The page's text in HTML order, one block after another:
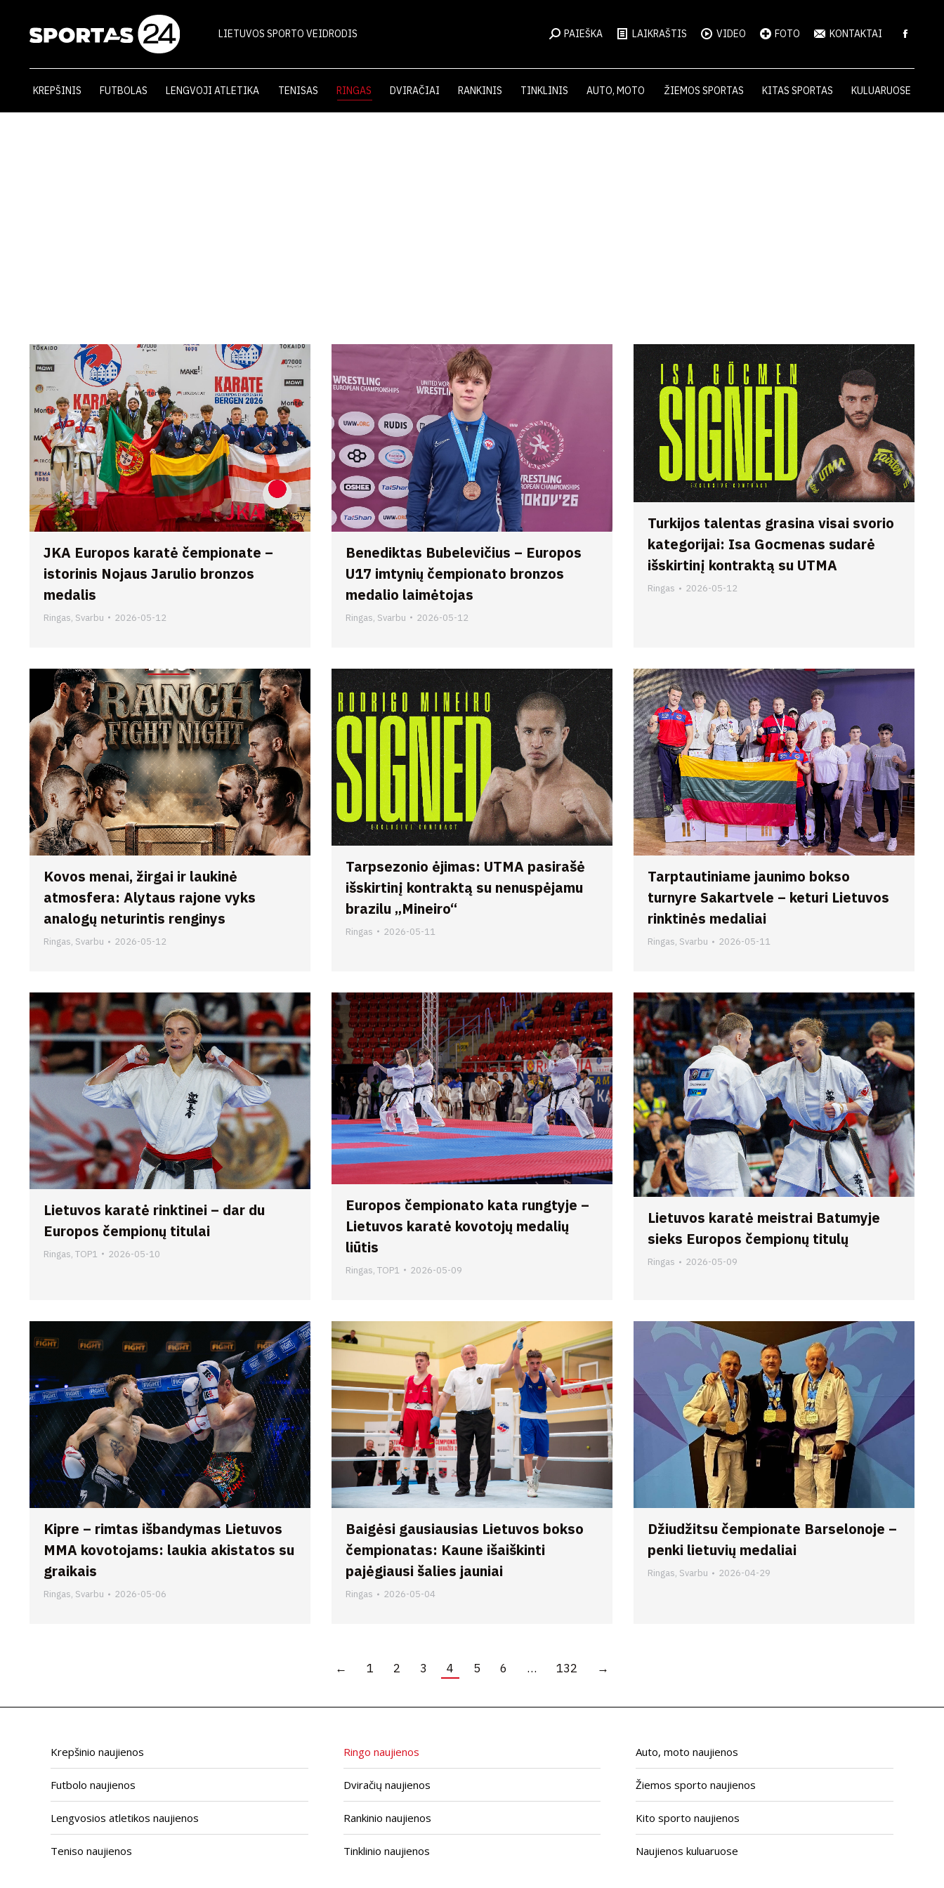
LIETUVOS SPORTO VEIDRODIS PAIEŠKA LAIKRAŠTIS VIDEO FOTO KONTAKTAI
KREPŠINIS FUTBOLAS LENGVOJI ATLETIKA TENISAS RINGAS DVIRAČIAI RANKINIS TINKLINIS AUTO, MOTO ŽIEMOS SPORTAS KITAS SPORTAS KULUARUOSE
JKA Europos karatė čempionate –
istorinis Nojaus Jarulio bronzos
medalis
Ringas, Svarbu 2026-05-12
Benediktas Bubelevičius – Europos
U17 imtynių čempionato bronzos
medalio laimėtojas
Ringas, Svarbu 2026-05-12
Turkijos talentas grasina visai svorio
kategorijai: Isa Gocmenas sudarė
išskirtinį kontraktą su UTMA
Ringas 2026-05-12
Kovos menai, žirgai ir laukinė
atmosfera: Alytaus rajone vyks
analogų neturintis renginys
Ringas, Svarbu 2026-05-12
Tarpsezonio ėjimas: UTMA pasirašė
išskirtinį kontraktą su nenuspėjamu
brazilu „Mineiro“
Ringas 2026-05-11
Tarptautiniame jaunimo bokso
turnyre Sakartvele – keturi Lietuvos
rinktinės medaliai
Ringas, Svarbu 2026-05-11
Lietuvos karatė rinktinei – dar du
Europos čempionų titulai
Ringas, TOP1 2026-05-10
Europos čempionato kata rungtyje –
Lietuvos karatė kovotojų medalių
liūtis
Ringas, TOP1 2026-05-09
Lietuvos karatė meistrai Batumyje
sieks Europos čempionų titulų
Ringas 2026-05-09
Kipre – rimtas išbandymas Lietuvos
MMA kovotojams: laukia akistatos su
graikais
Ringas, Svarbu 2026-05-06
Baigėsi gausiausias Lietuvos bokso
čempionatas: Kaune išaiškinti
pajėgiausi šalies jauniai
Ringas 2026-05-04
Džiudžitsu čempionate Barselonoje –
penki lietuvių medaliai
Ringas, Svarbu 2026-04-29
← 1 2 3 4 5 6 … 132 →
Krepšinio naujienos
Futbolo naujienos
Lengvosios atletikos naujienos
Teniso naujienos
Ringo naujienos
Dviračių naujienos
Rankinio naujienos
Tinklinio naujienos
Auto, moto naujienos
Žiemos sporto naujienos
Kito sporto naujienos
Naujienos kuluaruose